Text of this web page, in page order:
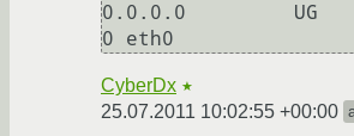
0.0.0.0         UG
CyberDx ★
25.07.2011 10:02:55 +00:00